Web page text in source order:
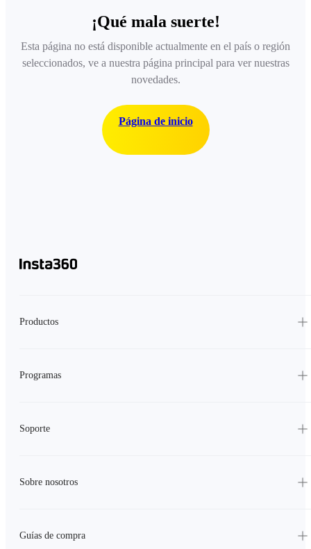
¡Qué mala suerte!
Esta página no está disponible actualmente en el país o región
seleccionados, ve a nuestra página principal para ver nuestras
novedades.
Página de inicio
Productos
Programas
Soporte
Sobre nosotros
Guías de compra